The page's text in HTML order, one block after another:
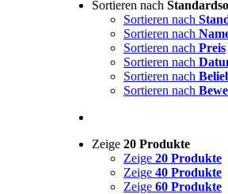
Sortieren nach
Sortieren nach
Sortieren nach
Sortieren nach Preis
Sortieren nach
Sortieren nach
Sortieren nach
Zeige 20 Produkte
Zeige 20 Produkte
Zeige 40 Produkte
Zeige 60 Produkte